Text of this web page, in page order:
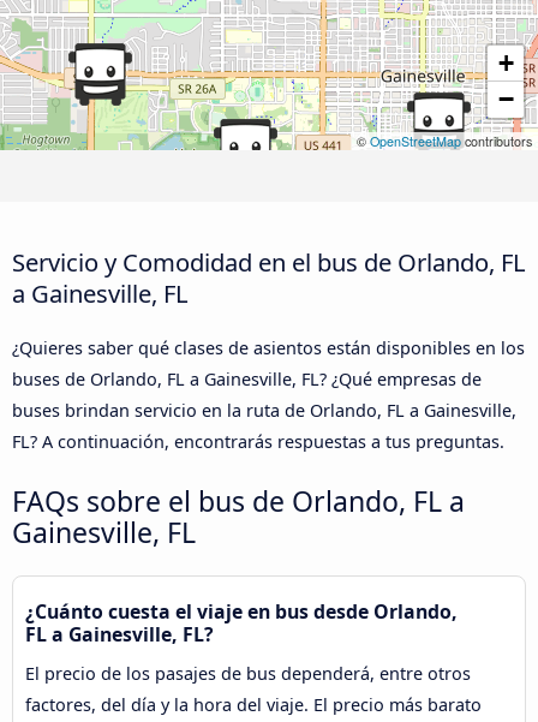
+
−
© OpenStreetMap contributors
Servicio y Comodidad en el bus de Orlando, FL
a Gainesville, FL
¿Quieres saber qué clases de asientos están disponibles en los
buses de Orlando, FL a Gainesville, FL? ¿Qué empresas de
buses brindan servicio en la ruta de Orlando, FL a Gainesville,
FL? A continuación, encontrarás respuestas a tus preguntas.
FAQs sobre el bus de Orlando, FL a
Gainesville, FL
¿Cuánto cuesta el viaje en bus desde Orlando,
FL a Gainesville, FL?
El precio de los pasajes de bus dependerá, entre otros
factores, del día y la hora del viaje. El precio más barato